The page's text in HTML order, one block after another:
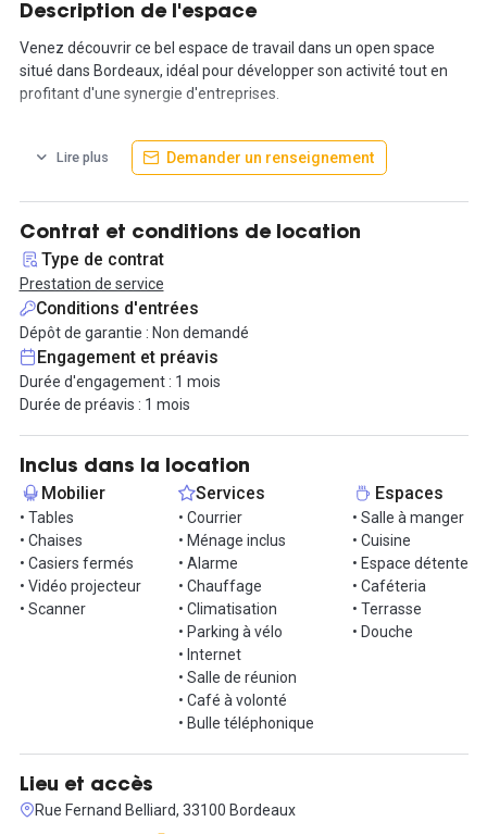
Description de l'espace
Venez découvrir ce bel espace de travail dans un open space
situé dans Bordeaux, idéal pour développer son activité tout en
profitant d'une synergie d'entreprises.
Nous vous proposons à la locations sur 110 m² baignés par une
lumière naturelle, des postes de travail tout équipés : table de
Vous aurez accès aux espaces partagés: une cuisine, salle à
manger, un salon détente, des salles de réunion, une terrasse
avec piscine ainsi qu'un garage à vélos et trottinettes.
Vous apprécierez tous les services inclus: internet (fibre),
ménage, chauffage, électricité, climatisation...
L'espace est sécurisé:
Accès au bureau via une application mobile
Système d'alarme et télésurveillance
Casier à l'entrée
Dépôt de garantie : 500€ HT
Transports :
À 3 minutes à pied du Tram A qui mène jusqu'au centre-ville
À 25 minutes de la Gare Saint-Jean (Tram A puis Tram C/D)
Lire plus Demander un renseignement
Contrat et conditions de location
Type de contrat
Prestation de service
Conditions d'entrées
Dépôt de garantie : Non demandé
Engagement et préavis
Durée d'engagement : 1 mois
Durée de préavis : 1 mois
Inclus dans la location
Mobilier
• Tables
• Chaises
• Casiers fermés
• Vidéo projecteur
• Scanner
Services
• Courrier
• Ménage inclus
• Alarme
• Chauffage
• Climatisation
• Parking à vélo
• Internet
• Salle de réunion
• Café à volonté
• Bulle téléphonique
Espaces
• Salle à manger
• Cuisine
• Espace détente
• Caféteria
• Terrasse
• Douche
Lieu et accès
Rue Fernand Belliard, 33100 Bordeaux